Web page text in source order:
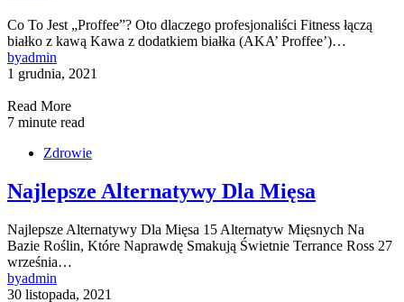
Co To Jest „Proffee”? Oto dlaczego profesjonaliści Fitness łączą
białko z kawą Kawa z dodatkiem białka (AKA’ Proffee’)…
byadmin
1 grudnia, 2021
Read More
7 minute read
Zdrowie
Najlepsze Alternatywy Dla Mięsa
Najlepsze Alternatywy Dla Mięsa 15 Alternatyw Mięsnych Na
Bazie Roślin, Które Naprawdę Smakują Świetnie Terrance Ross 27
września…
byadmin
30 listopada, 2021